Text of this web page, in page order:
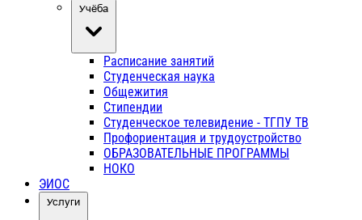
Учёба
Расписание занятий
Студенческая наука
Общежития
Стипендии
Студенческое телевидение - ТГПУ ТВ
Профориентация и трудоустройство
ОБРАЗОВАТЕЛЬНЫЕ ПРОГРАММЫ
НОКО
ЭИОС
Услуги